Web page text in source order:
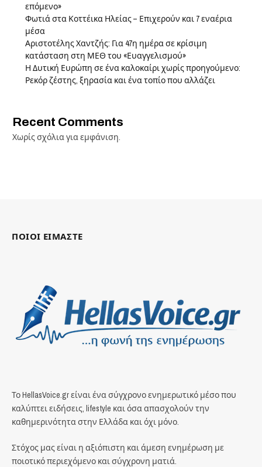
επόμενο»
Φωτιά στα Κοττέικα Ηλείας – Επιχερούν και 7 εναέρια
μέσα
Αριστοτέλης Χαντζής: Για 47η ημέρα σε κρίσιμη
κατάσταση στη ΜΕΘ του «Ευαγγελισμού»
Η Δυτική Ευρώπη σε ένα καλοκαίρι χωρίς προηγούμενο:
Ρεκόρ ζέστης, ξηρασία και ένα τοπίο που αλλάζει
Recent Comments
Χωρίς σχόλια για εμφάνιση.
ΠΟΙΟΙ ΕΙΜΑΣΤΕ
Το HellasVoice.gr είναι ένα σύγχρονο ενημερωτικό μέσο που
καλύπτει ειδήσεις, lifestyle και όσα απασχολούν την
καθημερινότητα στην Ελλάδα και όχι μόνο.
Στόχος μας είναι η αξιόπιστη και άμεση ενημέρωση με
ποιοτικό περιεχόμενο και σύγχρονη ματιά.